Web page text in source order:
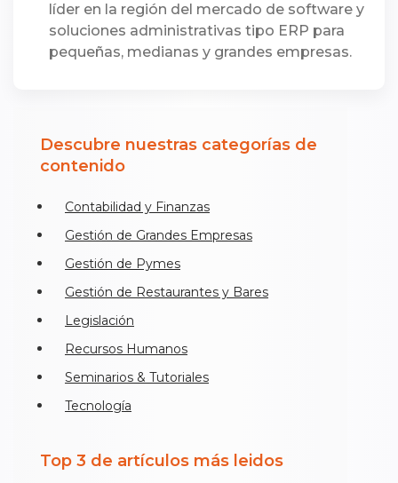
líder en la región del mercado de software y
soluciones administrativas tipo ERP para
pequeñas, medianas y grandes empresas.
Descubre nuestras categorías de
contenido
Contabilidad y Finanzas
Gestión de Grandes Empresas
Gestión de Pymes
Gestión de Restaurantes y Bares
Legislación
Recursos Humanos
Seminarios & Tutoriales
Tecnología
Top 3 de artículos más leidos